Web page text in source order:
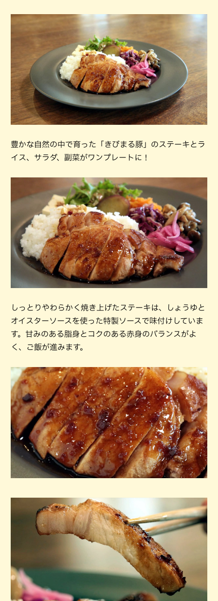
豊かな自然の中で育った「きびまる豚」のステーキとラ
イス、サラダ、副菜がワンプレートに！
しっとりやわらかく焼き上げたステーキは、しょうゆと
オイスターソースを使った特製ソースで味付けしていま
す。甘みのある脂身とコクのある赤身のバランスがよ
く、ご飯が進みます。